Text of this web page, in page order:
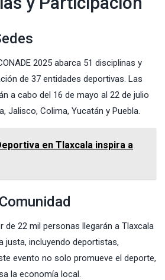
2025 abarca 51 disciplinas y
de 37 entidades deportivas. Las
a cabo del 16 de mayo al 22 de julio
Jalisco, Colima, Yucatán y Puebla.
en Tlaxcala inspira a
de 22 mil personas llegarán a Tlaxcala
justa, incluyendo deportistas,
evento no solo promueve el deporte,
la economía local.